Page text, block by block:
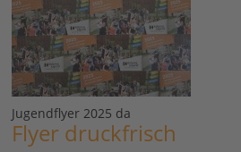
Jugendflyer 2025 da
Flyer druckfrisch